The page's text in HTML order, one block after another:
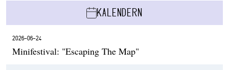
KALENDERN
2026-06-24
Minifestival: "Escaping The Map"